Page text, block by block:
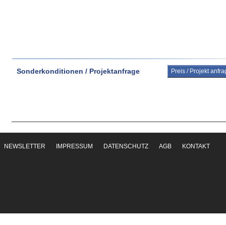
Sonderkonditionen / Projektanfrage Preis / Projekt
NEWSLETTER IMPRESSUM DATENSCHUTZ AGB KONTAKT